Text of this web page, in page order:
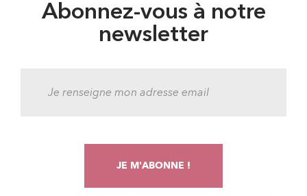
Abonnez-vous à notre
newsletter